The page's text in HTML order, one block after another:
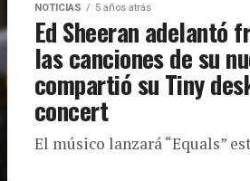
NOTICIAS 5 años atrás
Ed Sheeran adelantó
las canciones de su
compartió su Tiny
concert
El músico lanzará “Equals”